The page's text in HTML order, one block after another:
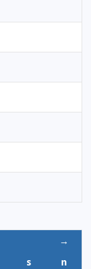
→
s
n